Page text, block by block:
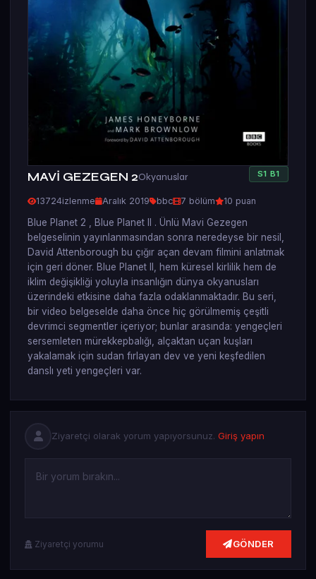
MAVİ GEZEGEN 2Okyanuslar S1 B1
13724izlenme Aralık 2019 bbc 7 bölüm 10 puan
Blue Planet 2 , Blue Planet II . Ünlü Mavi Gezegen
belgeselinin yayınlanmasından sonra neredeyse bir nesil,
David Attenborough bu çığır açan devam filmini anlatmak
için geri döner. Blue Planet ll, hem küresel kirlilik hem de
iklim değişikliği yoluyla insanlığın dünya okyanusları
üzerindeki etkisine daha fazla odaklanmaktadır. Bu seri,
bir video belgeselde daha önce hiç görülmemiş çeşitli
devrimci segmentler içeriyor; bunlar arasında: yengeçleri
sersemleten mürekkepbalığı, alçaktan uçan kuşları
yakalamak için sudan fırlayan dev ve yeni keşfedilen
danslı yeti yengeçleri var.
Ziyaretçi olarak yorum yapıyorsunuz. Giriş yapın
Ziyaretçi yorumu GÖNDER